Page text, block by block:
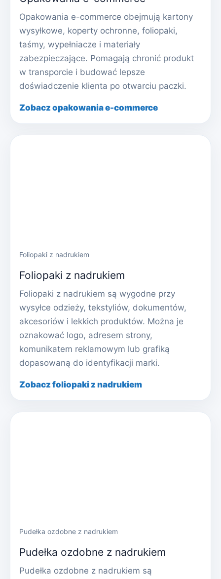
Opakowania e-commerce obejmują kartony
wysyłkowe, koperty ochronne, foliopaki,
taśmy, wypełniacze i materiały
zabezpieczające. Pomagają chronić produkt
w transporcie i budować lepsze
doświadczenie klienta po otwarciu paczki.
Zobacz opakowania e-commerce
Foliopaki z nadrukiem
Foliopaki z nadrukiem
Foliopaki z nadrukiem są wygodne przy
wysyłce odzieży, tekstyliów, dokumentów,
akcesoriów i lekkich produktów. Można je
oznakować logo, adresem strony,
komunikatem reklamowym lub grafiką
dopasowaną do identyfikacji marki.
Zobacz foliopaki z nadrukiem
Pudełka ozdobne z nadrukiem
Pudełka ozdobne z nadrukiem
Pudełka ozdobne z nadrukiem są